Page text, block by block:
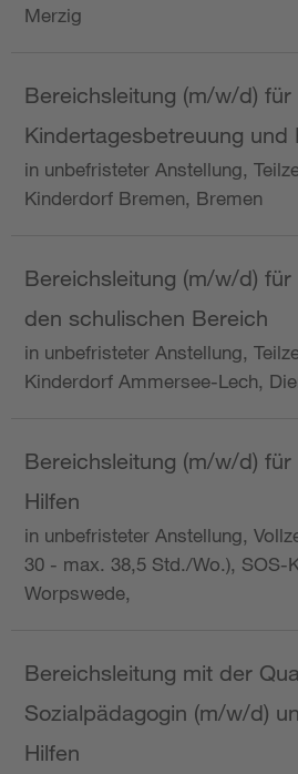
Merzig
Bereichsleitung (m/w/d) für
Kindertagesbetreuung und
in unbefristeter Anstellung,
Kinderdorf Bremen, Bremen
Bereichsleitung (m/w/d) für
den schulischen Bereich
in unbefristeter Anstellung,
Kinderdorf Ammersee-Lech,
Bereichsleitung (m/w/d)
Hilfen
in unbefristeter Anstellung,
30 - max. 38,5 Std./Wo.), SOS-
Worpswede,
Bereichsleitung mit der
Sozialpädagogin (m/w/d)
Hilfen